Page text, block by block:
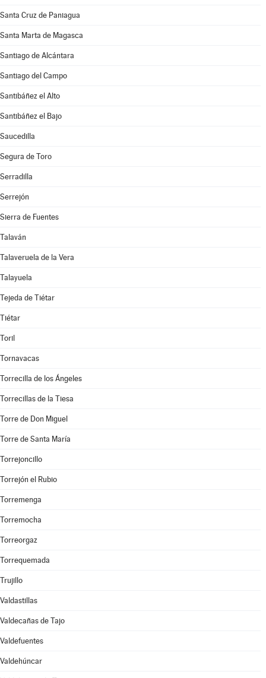
Santa Cruz de Paniagua
Santa Marta de Magasca
Santiago de Alcántara
Santiago del Campo
Santibáñez el Alto
Santibáñez el Bajo
Saucedilla
Segura de Toro
Serradilla
Serrejón
Sierra de Fuentes
Talaván
Talaveruela de la Vera
Talayuela
Tejeda de Tiétar
Tiétar
Toril
Tornavacas
Torrecilla de los Ángeles
Torrecillas de la Tiesa
Torre de Don Miguel
Torre de Santa María
Torrejoncillo
Torrejón el Rubio
Torremenga
Torremocha
Torreorgaz
Torrequemada
Trujillo
Valdastillas
Valdecañas de Tajo
Valdefuentes
Valdehúncar